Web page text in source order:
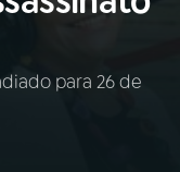
para 26 de